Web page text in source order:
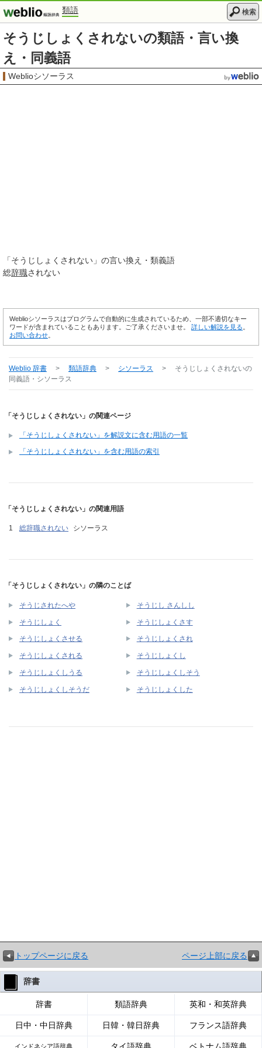
類語 検索
そうじしょくされないの類語・言い換
え・同義語
Weblioシソーラス
「そうじしょくされない 」の言い換え・類義語
総辞職されない
Weblioシソーラスはプログラムで自動的に生成されているため、一部不適切なキー
ワードが含まれていることもあります。ご了承くださいませ。 詳しい解説を見る
お問い合わせ
Weblio 辞書 > 類語辞典 > シソーラス > そうじしょくされないの
同義語・シソーラス
「そうじしょくされない」の関連ページ
「そうじしょくされない」を解説文に含む用語の一覧
「そうじしょくされない」を含む用語の索引
「そうじしょくされない」の関連用語
総辞職されない シソーラス
「そうじしょくされない」の隣のことば
そうじされたへや そうじし さんしし
そうじしょく そうじしょくさす
そうじしょくさせる そうじしょくされ
そうじしょくされる そうじしょくし
そうじしょくしうる そうじしょくしそう
そうじしょくしそうだ そうじしょくした
トップページに戻る ページ上部に戻る
辞書
辞書 類語辞典 英和・和英辞典
日中・中日辞典 日韓・韓日辞典 フランス語辞典
インドネシア語辞典